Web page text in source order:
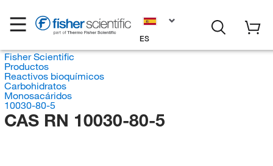
ES
Fisher Scientific
Productos
Reactivos bioquímicos
Carbohidratos
Monosacáridos
10030-80-5
CAS RN 10030-80-5